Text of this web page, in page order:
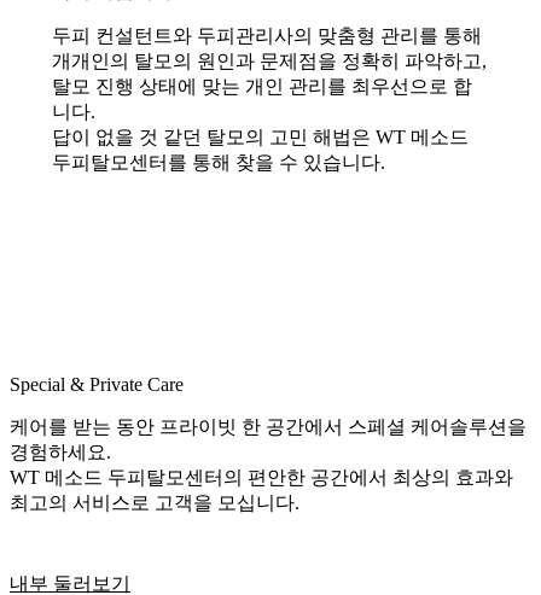
두피 컨설턴트와 두피관리사의 맞춤형 관리를 통해
개개인의 탈모의 원인과 문제점을 정확히 파악하고,
탈모 진행 상태에 맞는 개인 관리를 최우선으로 합
니다.
답이 없을 것 같던 탈모의 고민 해법은 WT 메소드
두피탈모센터를 통해 찾을 수 있습니다.
Special & Private Care
케어를 받는 동안 프라이빗 한 공간에서 스페셜 케어솔루션을
경험하세요.
WT 메소드 두피탈모센터의 편안한 공간에서 최상의 효과와
최고의 서비스로 고객을 모십니다.
내부 둘러보기